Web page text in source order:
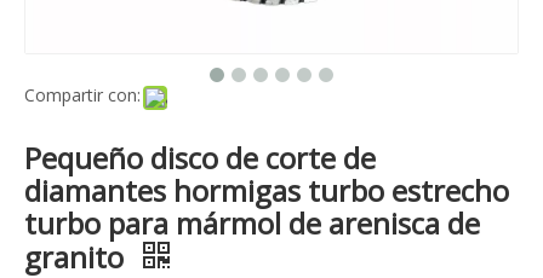
Compartir con:
Pequeño disco de corte de
diamantes hormigas turbo estrecho
turbo para mármol de arenisca de
granito